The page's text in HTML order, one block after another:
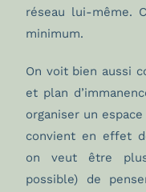
réseau lui-même.
minimum.
On voit bien aussi
et plan
organiser un
convient en effet
on veut être
possible) de